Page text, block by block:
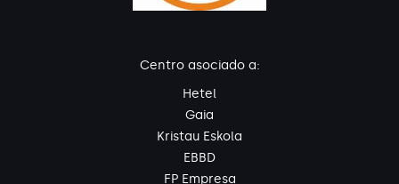
Centro asociado a:
Hetel
Gaia
Kristau Eskola
EBBD
FP Empresa